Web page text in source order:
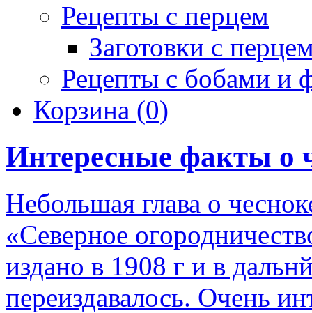
Рецепты с перцем
Заготовки с
Рецепты с бобами и
Корзина (0)
Интересные факты о
Небольшая глава о
«Северное
издано в 1908 г и в
переиздавалось. Очень